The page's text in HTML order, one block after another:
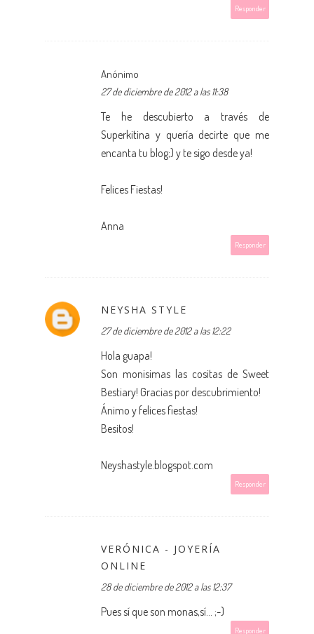
Responder
Anónimo
27 de diciembre de 2012 a las 11:38
Te he descubierto a través de
Superkitina y quería decirte que me
encanta tu blog;) y te sigo desde ya!
Felices Fiestas!
Anna
Responder
NEYSHA STYLE
27 de diciembre de 2012 a las 12:22
Hola guapa!
Son monisimas las cositas de Sweet
Bestiary! Gracias por descubrimiento!
Ánimo y felices fiestas!
Besitos!
Neyshastyle.blogspot.com
Responder
VERÓNICA - JOYERÍA
ONLINE
28 de diciembre de 2012 a las 12:37
Pues sí que son monas,sí... ;-)
Responder